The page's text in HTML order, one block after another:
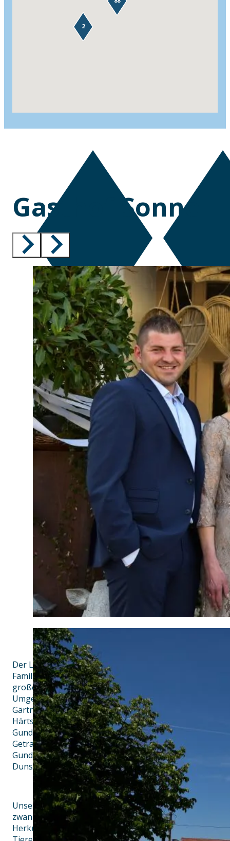
2
Gasthof Sonne
Der Landgasthof Sonne in Gundelfingen befindet sich
Familienbesitz. Wir sind ein Gasthof mit regionaler,
großen Wert legen wir auf die Verarbeitung von
Umgebung. Die Zutaten für unser täglich frisches
Gärtnerei Seifried in Gundelfingen, Eier beziehen wir
Härtsfelder Naturprodukte, Kartoffeln erhalten wir von
Gundelfingen, Eis kommt von „Uli vom Bocksberg“.
Getränke stammt aus der Heimat: unsere Lieferanten
Gundelfingen (Aloisiusquelle), Radbrauerei Bucher
Dunstelkingen.
Unsere Spezialitäten sind Erzeugnisse aus eigener
zwanzig Jahren wachsen im Donau-Moos unsere
Herkunft des Fleisches der schwarzen Rinder lässt sich